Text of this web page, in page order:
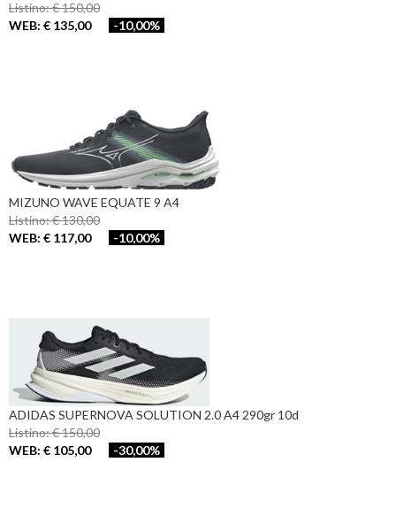
Listino: € 150,00
WEB: € 135,00
-10,00%
MIZUNO WAVE EQUATE 9 A4
Listino: € 130,00
WEB: € 117,00
-10,00%
ADIDAS SUPERNOVA SOLUTION 2.0 A4 290gr 10d
Listino: € 150,00
WEB: € 105,00
-30,00%